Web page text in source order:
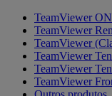
TeamViewer
TeamViewer
TeamViewer
TeamViewer
TeamViewer
TeamViewer